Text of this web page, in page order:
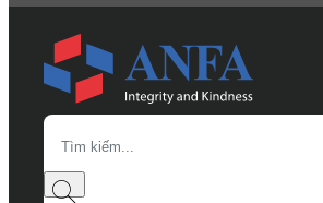
Search